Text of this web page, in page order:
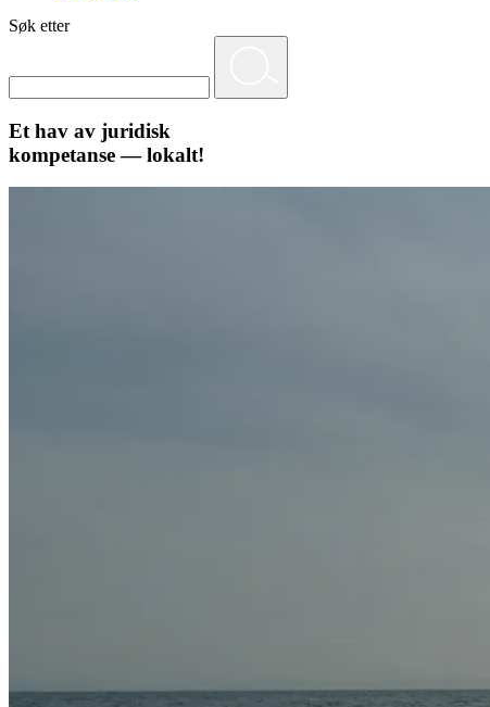
Søk etter
Et hav av juridisk
kompetanse — lokalt!